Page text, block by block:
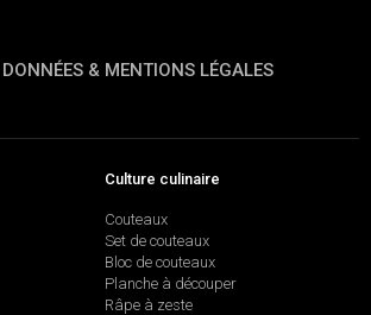
& MENTIONS LÉGALES
Culture culinaire
Couteaux
Set de couteaux
Bloc de couteaux
Planche à découper
Râpe à zeste